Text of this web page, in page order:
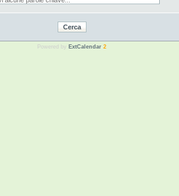
Powered by ExtCalendar 2